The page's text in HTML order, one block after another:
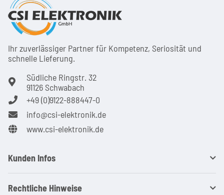
Ihr zuver­läs­siger Partner für Kom­pe­tenz, Seri­osi­tät und
schnel­le Lie­ferung.
Südliche Ringstr. 32
91126 Schwabach
+49 (0)9122-888447-0
info@csi-elektronik.de
www.csi-elektronik.de
Kunden Infos
Rechtliche Hinweise